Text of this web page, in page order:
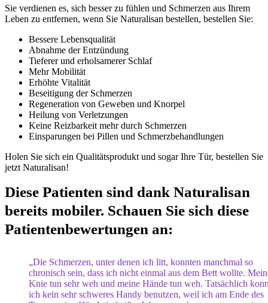
Sie verdienen es, sich besser zu fühlen und Schmerzen aus Ihrem
Leben zu entfernen, wenn Sie Naturalisan bestellen, bestellen Sie:
Bessere Lebensqualität
Abnahme der Entzündung
Tieferer und erholsamerer Schlaf
Mehr Mobilität
Erhöhte Vitalität
Beseitigung der Schmerzen
Regeneration von Geweben und Knorpel
Heilung von Verletzungen
Keine Reizbarkeit mehr durch Schmerzen
Einsparungen bei Pillen und Schmerzbehandlungen
Holen Sie sich ein Qualitätsprodukt und sogar Ihre Tür, bestellen Sie
jetzt Naturalisan!
Diese Patienten sind dank Naturalisan
bereits mobiler. Schauen Sie sich diese
Patientenbewertungen an:
„Die Schmerzen, unter denen ich litt, konnten manchmal so
chronisch sein, dass ich nicht einmal aus dem Bett wollte.
Knie tun sehr weh und meine Hände tun weh. Tatsächlich
ich kein sehr schweres Handy benutzen, weil ich am Ende des